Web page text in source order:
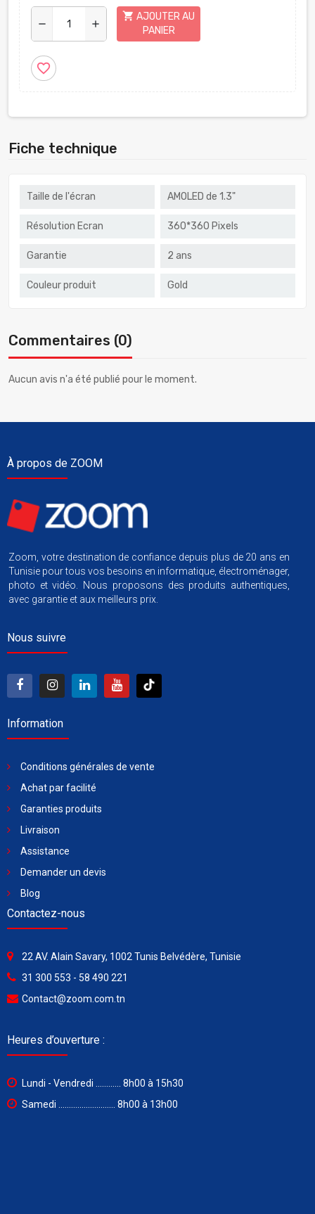
remove add
shopping_cart AJOUTER AU
PANIER
favorite_border
Fiche technique
Taille de l'écran AMOLED de 1.3"
Résolution Ecran 360*360 Pixels
Garantie 2 ans
Couleur produit Gold
Commentaires (0)
Aucun avis n'a été publié pour le moment.
À propos de ZOOM
Zoom, votre destination de confiance depuis plus de 20 ans en
Tunisie pour tous vos besoins en informatique, électroménager,
photo et vidéo. Nous proposons des produits authentiques,
avec garantie et aux meilleurs prix.
Nous suivre
Information
Conditions générales de vente
Achat par facilité
Garanties produits
Livraison
Assistance
Demander un devis
Blog
Contactez-nous
22 AV. Alain Savary, 1002 Tunis Belvédère, Tunisie
31 300 553 - 58 490 221
Contact@zoom.com.tn
Heures d’ouverture :
Lundi - Vendredi ............ 8h00 à 15h30
Samedi ........................... 8h00 à 13h00